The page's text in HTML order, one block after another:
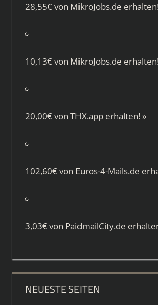
28,55€ von MikroJobs.de
10,13€ von MikroJobs.de
20,00€ von THX.apperhalten! »
102,60€ von Euros-4-Mails.de
3,03€ von PaidmailCity.de
NEUESTE SEITEN